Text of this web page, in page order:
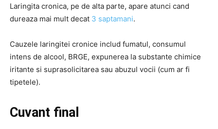
Laringita cronica, pe de alta parte, apare atunci cand
dureaza mai mult decat 3 saptamani.
Cauzele laringitei cronice includ fumatul, consumul
intens de alcool, BRGE, expunerea la substante chimice
iritante si suprasolicitarea sau abuzul vocii (cum ar fi
tipetele).
Cuvant final